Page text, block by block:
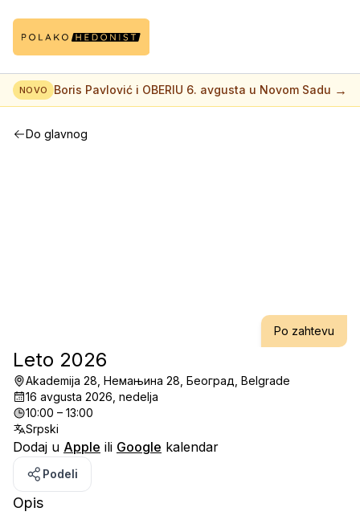
NOVO Boris Pavlović i OBERIU 6. avgusta u Novom Sadu →
Do glavnog
Po zahtevu
Leto 2026
Akademija 28, Немањина 28, Београд, Belgrade
16 avgusta 2026, nedelja
10:00 – 13:00
Srpski
Dodaj u Apple ili Google kalendar
Podeli
Opis